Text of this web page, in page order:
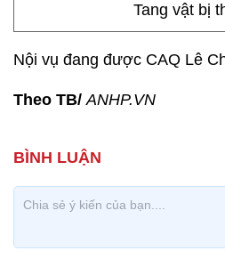
Tang vật bị
Nội vụ đang được CAQ Lê
Theo TB/ANHP.VN